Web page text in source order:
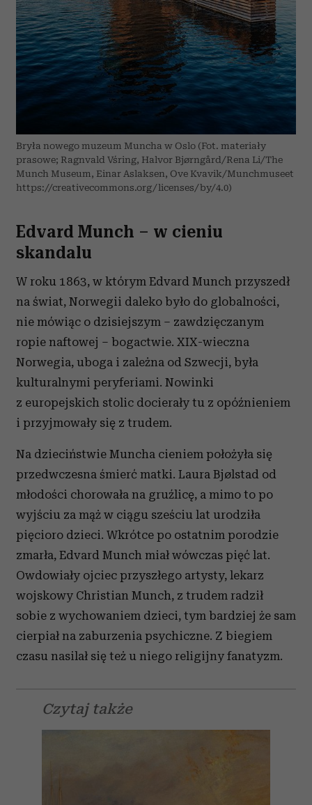
Bryła nowego muzeum Muncha w Oslo (Fot. materiały
prasowe; Ragnvald Vśring, Halvor Bjørngård/Rena Li/The
Munch Museum, Einar Aslaksen, Ove Kvavik/Munchmuseet
https://creativecommons.org/licenses/by/4.0)
Edvard Munch – w cieniu
skandalu
W roku 1863, w którym Edvard Munch przyszedł
na świat, Norwegii daleko było do globalności,
nie mówiąc o dzisiejszym – zawdzięczanym
ropie naftowej – bogactwie. XIX-wieczna
Norwegia, uboga i zależna od Szwecji, była
kulturalnymi peryferiami. Nowinki
z europejskich stolic docierały tu z opóźnieniem
i przyjmowały się z trudem.
Na dzieciństwie Muncha cieniem położyła się
przedwczesna śmierć matki. Laura Bjølstad od
młodości chorowała na gruźlicę, a mimo to po
wyjściu za mąż w ciągu sześciu lat urodziła
pięcioro dzieci. Wkrótce po ostatnim porodzie
zmarła, Edvard Munch miał wówczas pięć lat.
Owdowiały ojciec przyszłego artysty, lekarz
wojskowy Christian Munch, z trudem radził
sobie z wychowaniem dzieci, tym bardziej że sam
cierpiał na zaburzenia psychiczne. Z biegiem
czasu nasilał się też u niego religijny fanatyzm.
Czytaj także